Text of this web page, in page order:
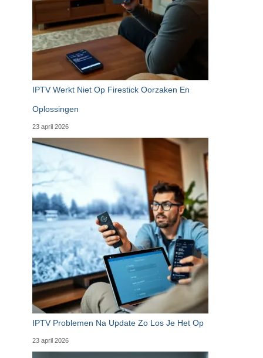
IPTV Werkt Niet Op Firestick Oorzaken En
Oplossingen
23 april 2026
IPTV Problemen Na Update Zo Los Je Het Op
23 april 2026